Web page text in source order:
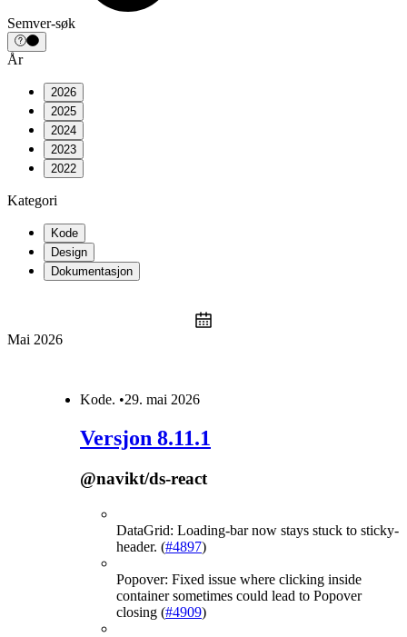
Semver-søk
År
2026
2025
2024
2023
2022
Kategori
Kode
Design
Dokumentasjon
Mai 2026
Kode. •29. mai 2026
Versjon 8.11.1
@navikt/ds-react
DataGrid: Loading-bar now stays stuck to sticky-
header. (#4897)
Popover: Fixed issue where clicking inside
container sometimes could lead to Popover
closing (#4909)